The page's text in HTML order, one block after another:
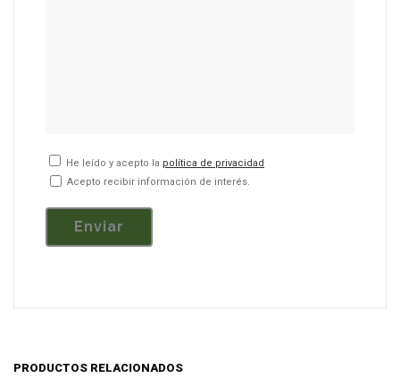
He leído y acepto la política de privacidad
Acepto recibir información de interés.
PRODUCTOS RELACIONADOS